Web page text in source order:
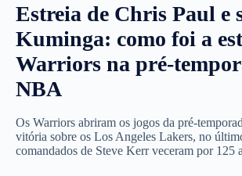
Estreia de Chris Paul e
Kuminga: como foi a
Warriors na pré-
NBA
Os Warriors abriram os jogos da pré-
vitória sobre os Los Angeles Lakers, no
comandados de Steve Kerr veceram por 125